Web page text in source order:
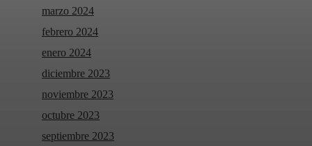
marzo 2024
febrero 2024
enero 2024
diciembre 2023
noviembre 2023
octubre 2023
septiembre 2023